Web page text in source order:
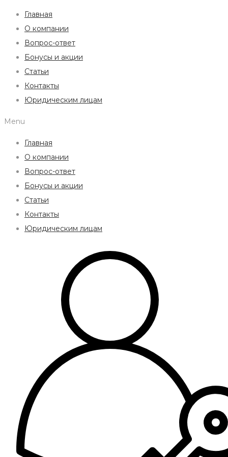
Главная
О компании
Вопрос-ответ
Бонусы и акции
Статьи
Контакты
Юридическим лицам
Menu
Главная
О компании
Вопрос-ответ
Бонусы и акции
Статьи
Контакты
Юридическим лицам